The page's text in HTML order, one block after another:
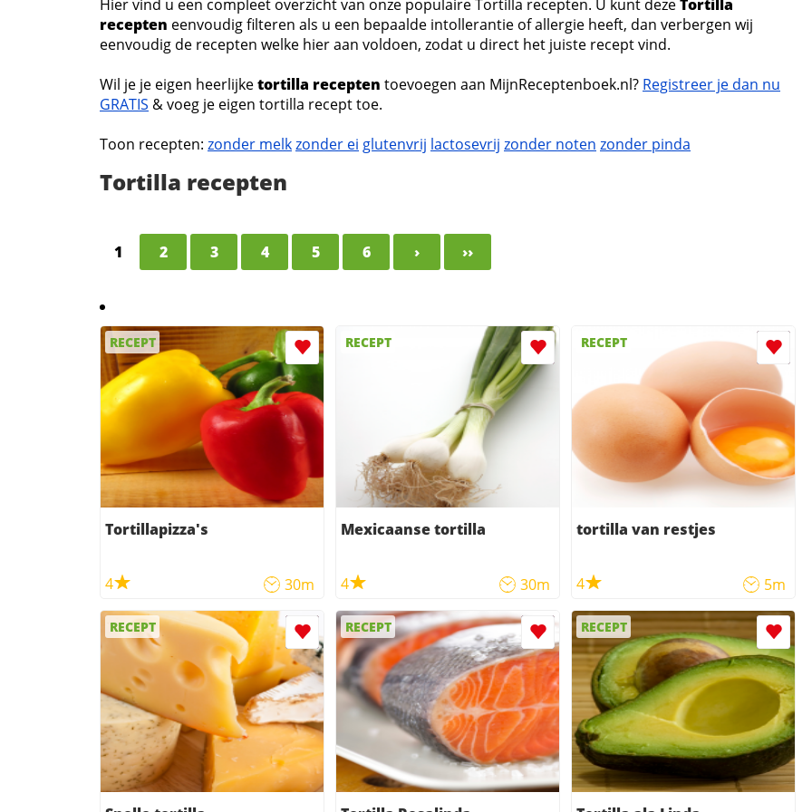
Hier vind u een compleet overzicht van onze populaire Tortilla recepten. U kunt dezeTortilla
recepten eenvoudig filteren als u een bepaalde intollerantie of allergie heeft, dan verbergen wij
eenvoudig de recepten welke hier aan voldoen, zodat u direct het juiste recept vind.
Wil je je eigen heerlijketortilla recepten toevoegen aan MijnReceptenboek.nl? Registreer je dan nu
GRATIS & voeg je eigen tortilla recept toe.
Toon recepten: zonder melkzonder ei glutenvrij lactosevrij zonder noten zonder pinda
Tortilla recepten
1 2 3 4 5 6 › ››
RECEPT
Tortillapizza's
4 30m
RECEPT
Mexicaanse tortilla
4 30m
RECEPT
tortilla van restjes
4 5m
RECEPT RECEPT RECEPT